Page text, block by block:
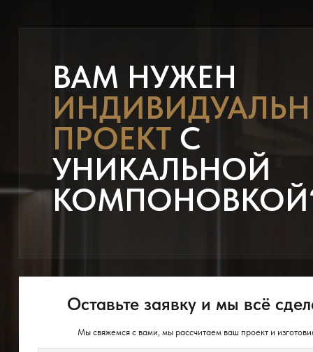
ВАМ НУЖЕН
ПРОЕКТС
УНИКАЛЬНОЙ
Оставьте заявку и мы всё
Мы свяжемся с вами, мы рассчитаем ваш проект и